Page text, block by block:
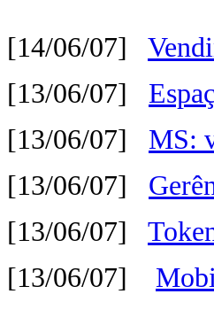
[14/06/07]
[13/06/07]
[13/06/07] MS:
[13/06/07]
[13/06/07]
[13/06/07]